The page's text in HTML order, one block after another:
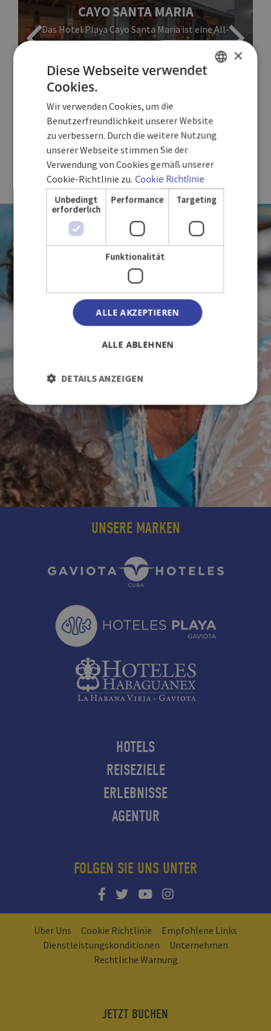
CAYO SANTA MARIA
Das Hotel Playa Cayo Santa Maria ist eine All-
Inclusive-Ferienanlage mit einer Reihe exklusiver
MEHR ANZEIGEN
WIR LIEBEN
KUBAMIT IHNEN
UNSERE MARKEN
HOTELS
REISEZIELE
ERLEBNISSE
AGENTUR
FOLGEN SIE UNS UNTER
Über Uns Cookie Richtlinie
Empfohlene Links
Dienstleistungskonditionen
Unternehmen
Rechtliche Warnung
JETZT BUCHEN
GERMAN
×
Diese Webseite verwendet
Cookies.
Wir verwenden Cookies, um die
Benutzerfreundlichkeit unserer Website
zu verbessern. Durch die weitere Nutzung
unserer Webseite stimmen Sie der
Verwendung von Cookies gemäß unserer
Cookie-Richtlinie zu. Cookie Richtlinie
Unbedingt
erforderlich
Performance Targeting
Funktionalität
ALLE AKZEPTIEREN
ALLE ABLEHNEN
DETAILS ANZEIGEN